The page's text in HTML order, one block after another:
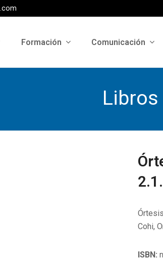
Formación Comunicación
Libros
Cohi,
ISBN: